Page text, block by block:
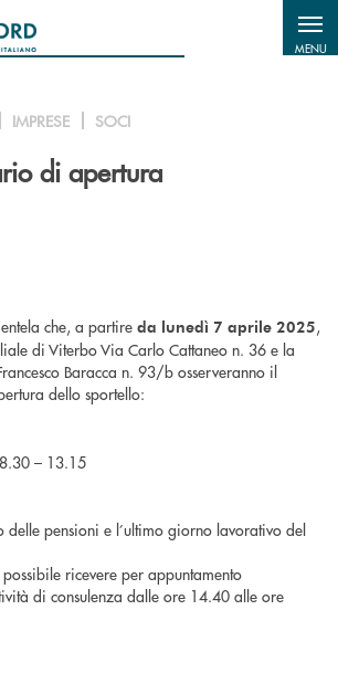
MENU
IMPRESE SOCI
di apertura
che, a partire da lunedì 7 aprile 2025,
di Viterbo Via Carlo Cattaneo n. 36 e la
Baracca n. 93/b osserveranno il
dello sportello:
– 13.15
pensioni e l’ultimo giorno lavorativo del
ricevere per appuntamento
di consulenza dalle ore 14.40 alle ore